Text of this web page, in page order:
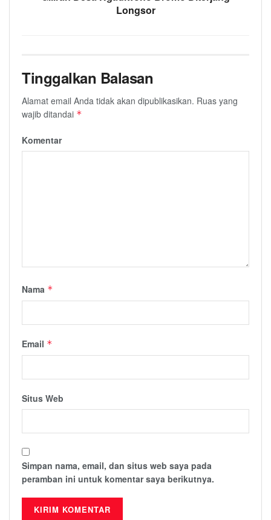
Longsor
Tinggalkan Balasan
Alamat email Anda tidak akan dipublikasikan. Ruas yang
wajib ditandai *
Komentar
Nama *
Email *
Situs Web
Simpan nama, email, dan situs web saya pada
peramban ini untuk komentar saya berikutnya.